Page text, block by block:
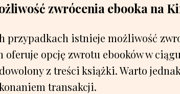
zwrócenia ebooka na
przypadkach istnieje możliwość
oferuje opcję zwrotu ebooków w
z treści książki. Warto
transakcji.